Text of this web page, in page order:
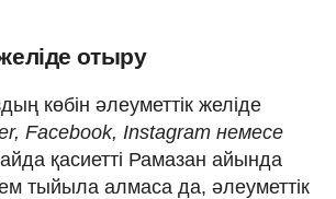
отыру
көбін әлеуметтік желіде
Facebook, Instagram немесе
қасиетті Рамазан айында
тыйыла алмаса да, әлеуметтік